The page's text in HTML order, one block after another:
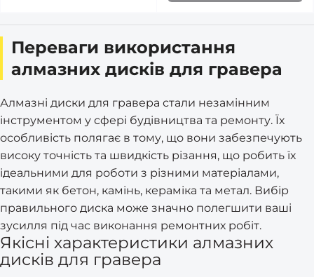
Переваги використання
алмазних дисків для гравера
Алмазні диски для гравера стали незамінним
інструментом у сфері будівництва та ремонту. Їх
особливість полягає в тому, що вони забезпечують
високу точність та швидкість різання, що робить їх
ідеальними для роботи з різними матеріалами,
такими як бетон, камінь, кераміка та метал. Вибір
правильного диска може значно полегшити ваші
зусилля під час виконання ремонтних робіт.
Якісні характеристики алмазних
дисків для гравера